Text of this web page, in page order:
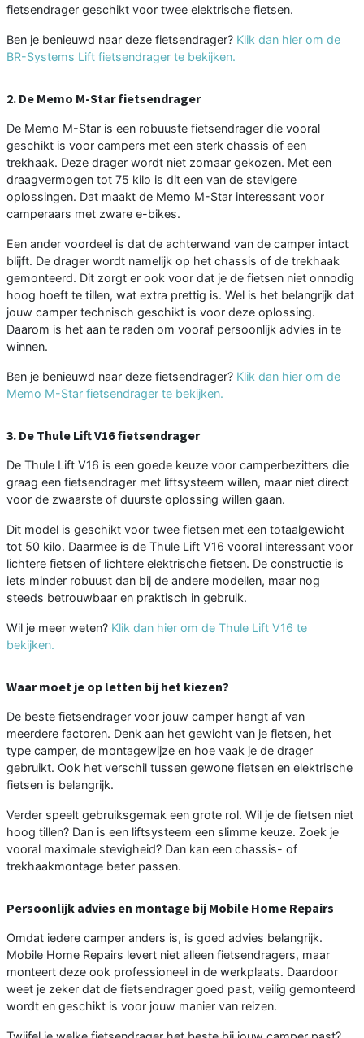
fietsendrager geschikt voor twee elektrische fietsen.
Ben je benieuwd naar deze fietsendrager? Klik dan hier om de
BR-Systems Lift fietsendrager te bekijken.
2. De Memo M-Star fietsendrager
De Memo M-Star is een robuuste fietsendrager die vooral
geschikt is voor campers met een sterk chassis of een
trekhaak. Deze drager wordt niet zomaar gekozen. Met een
draagvermogen tot 75 kilo is dit een van de stevigere
oplossingen. Dat maakt de Memo M-Star interessant voor
camperaars met zware e-bikes.
Een ander voordeel is dat de achterwand van de camper intact
blijft. De drager wordt namelijk op het chassis of de trekhaak
gemonteerd. Dit zorgt er ook voor dat je de fietsen niet onnodig
hoog hoeft te tillen, wat extra prettig is. Wel is het belangrijk dat
jouw camper technisch geschikt is voor deze oplossing.
Daarom is het aan te raden om vooraf persoonlijk advies in te
winnen.
Ben je benieuwd naar deze fietsendrager? Klik dan hier om de
Memo M-Star fietsendrager te bekijken.
3. De Thule Lift V16 fietsendrager
De Thule Lift V16 is een goede keuze voor camperbezitters die
graag een fietsendrager met liftsysteem willen, maar niet direct
voor de zwaarste of duurste oplossing willen gaan.
Dit model is geschikt voor twee fietsen met een totaalgewicht
tot 50 kilo. Daarmee is de Thule Lift V16 vooral interessant voor
lichtere fietsen of lichtere elektrische fietsen. De constructie is
iets minder robuust dan bij de andere modellen, maar nog
steeds betrouwbaar en praktisch in gebruik.
Wil je meer weten? Klik dan hier om de Thule Lift V16 te
bekijken.
Waar moet je op letten bij het kiezen?
De beste fietsendrager voor jouw camper hangt af van
meerdere factoren. Denk aan het gewicht van je fietsen, het
type camper, de montagewijze en hoe vaak je de drager
gebruikt. Ook het verschil tussen gewone fietsen en elektrische
fietsen is belangrijk.
Verder speelt gebruiksgemak een grote rol. Wil je de fietsen niet
hoog tillen? Dan is een liftsysteem een slimme keuze. Zoek je
vooral maximale stevigheid? Dan kan een chassis- of
trekhaakmontage beter passen.
Persoonlijk advies en montage bij Mobile Home Repairs
Omdat iedere camper anders is, is goed advies belangrijk.
Mobile Home Repairs levert niet alleen fietsendragers, maar
monteert deze ook professioneel in de werkplaats. Daardoor
weet je zeker dat de fietsendrager goed past, veilig gemonteerd
wordt en geschikt is voor jouw manier van reizen.